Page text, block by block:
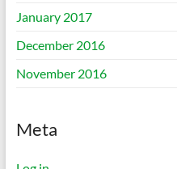
January 2017
December 2016
November 2016
Meta